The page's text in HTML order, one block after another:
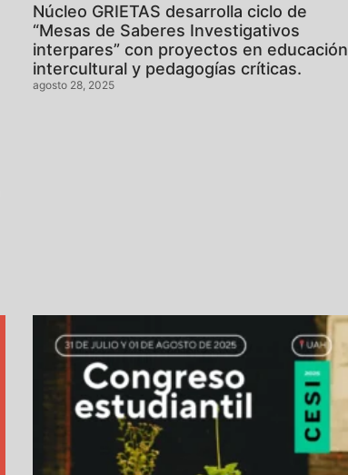
Núcleo GRIETAS desarrolla ciclo de
“Mesas de Saberes Investigativos
interpares” con proyectos en educación
intercultural y pedagogías críticas.
agosto 28, 2025